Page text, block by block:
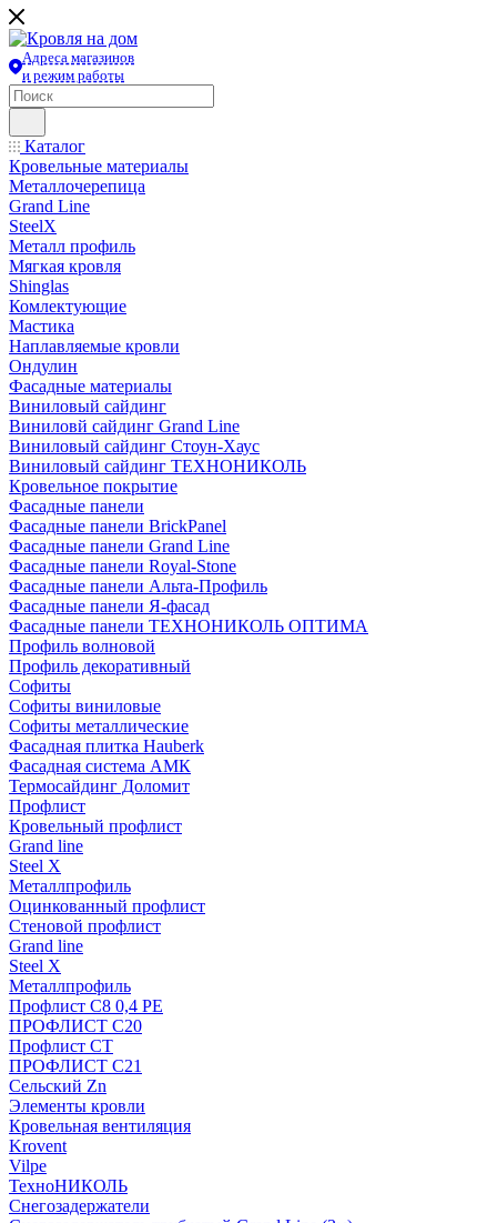
Адреса магазинов
и режим работы
Каталог
Кровельные материалы
Металлочерепица
Grand Line
SteelX
Металл профиль
Мягкая кровля
Shinglas
Комлектующие
Мастика
Наплавляемые кровли
Ондулин
Фасадные материалы
Виниловый сайдинг
Виниловй сайдинг Grand Line
Виниловый сайдинг Стоун-Хаус
Виниловый сайдинг ТЕХНОНИКОЛЬ
Кровельное покрытие
Фасадные панели
Фасадные панели BrickPanel
Фасадные панели Grand Line
Фасадные панели Royal-Stone
Фасадные панели Альта-Профиль
Фасадные панели Я-фасад
Фасадные панели ТЕХНОНИКОЛЬ ОПТИМА
Профиль волновой
Профиль декоративный
Софиты
Софиты виниловые
Софиты металлические
Фасадная плитка Hauberk
Фасадная система АМК
Термосайдинг Доломит
Профлист
Кровельный профлист
Grand line
Steel X
Металлпрофиль
Оцинкованный профлист
Стеновой профлист
Grand line
Steel X
Металлпрофиль
Профлист С8 0,4 РЕ
ПРОФЛИСТ С20
Профлист СТ
ПРОФЛИСТ С21
Сельский Zn
Элементы кровли
Кровельная вентиляция
Krovent
Vilpe
ТехноНИКОЛЬ
Снегозадержатели